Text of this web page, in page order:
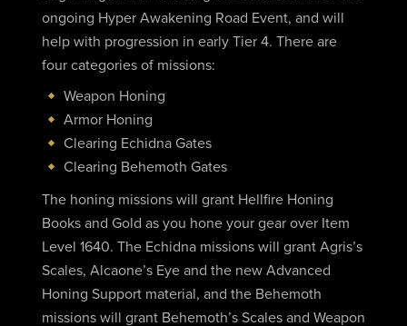
ongoing Hyper Awakening Road Event, and will
help with progression in early Tier 4. There are
four categories of missions:
Weapon Honing
Armor Honing
Clearing Echidna Gates
Clearing Behemoth Gates
The honing missions will grant Hellfire Honing
Books and Gold as you hone your gear over Item
Level 1640. The Echidna missions will grant Agris’s
Scales, Alcaone’s Eye and the new Advanced
Honing Support material, and the Behemoth
missions will grant Behemoth’s Scales and Weapon